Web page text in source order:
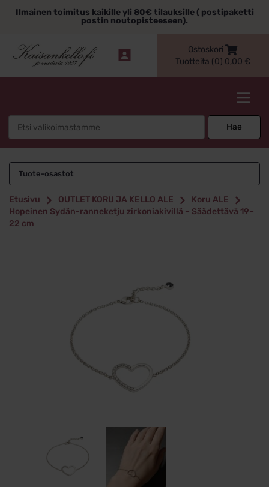
sisältöönIlmainen toimitus kaikille yli 80€ tilauksille ( postipaketti
postin noutopisteeseen).
Ostoskori
Tuotteita (0) 0,00 €
Hae
Tuote-osastot
Etusivu OUTLET KORU JA KELLO ALE
Koru ALE
Hopeinen Sydän-ranneketju zirkoniakivillä – Säädettävä 19–
22 cm